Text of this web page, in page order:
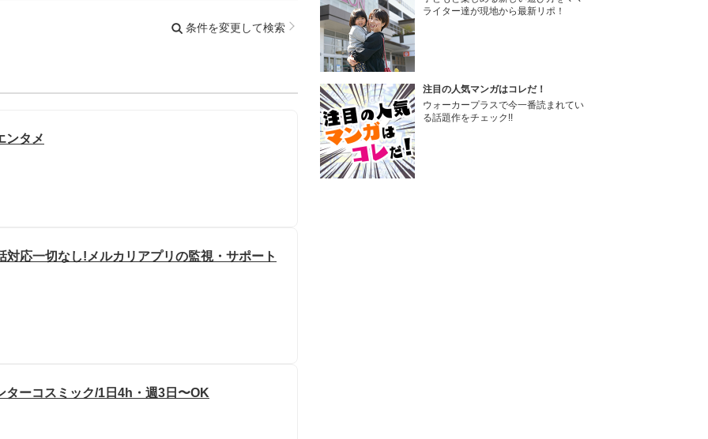
条件を変更して検索
ンタメ
応一切なし!メルカリアプリの監視・サポート
ーコスミック/1日4h・週3日〜OK
ライター達が現地から最新リポ！
注目の人気マンガはコレだ！
ウォーカープラスで今一番読まれてい
る話題作をチェック!!